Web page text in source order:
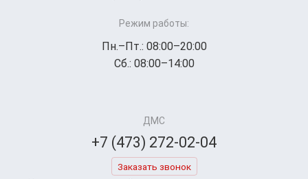
Режим работы:
Пн.–Пт.: 08:00–20:00
Сб.: 08:00–14:00
ДМС
+7 (473) 272-02-04
Заказать звонок